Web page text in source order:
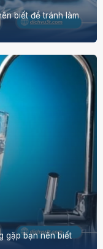
biết để tránh làm
gặp bạn nên biết